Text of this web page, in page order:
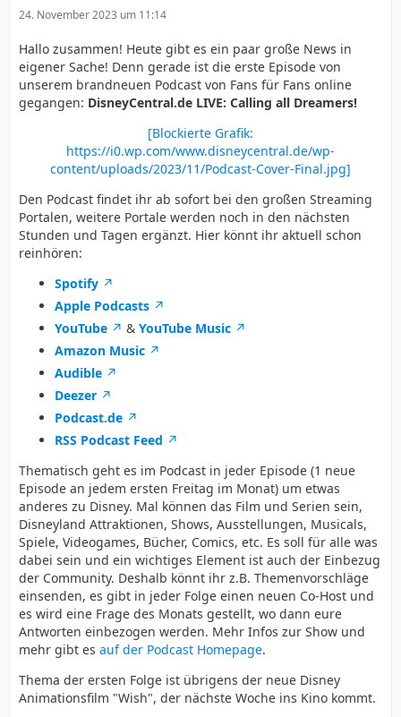
24. November 2023 um 11:14
Hallo zusammen! Heute gibt es ein paar große News in
eigener Sache! Denn gerade ist die erste Episode von
unserem brandneuen Podcast von Fans für Fans online
gegangen: DisneyCentral.de LIVE: Calling all Dreamers!
[Blockierte Grafik:
https://i0.wp.com/www.disneycentral.de/wp-
content/uploads/2023/11/Podcast-Cover-Final.jpg]
Den Podcast findet ihr ab sofort bei den großen Streaming
Portalen, weitere Portale werden noch in den nächsten
Stunden und Tagen ergänzt. Hier könnt ihr aktuell schon
reinhören:
Spotify
Apple Podcasts
YouTube
& YouTube Music
Amazon Music
Audible
Deezer
Podcast.de
RSS Podcast Feed
Thematisch geht es im Podcast in jeder Episode (1 neue
Episode an jedem ersten Freitag im Monat) um etwas
anderes zu Disney. Mal können das Film und Serien sein,
Disneyland Attraktionen, Shows, Ausstellungen, Musicals,
Spiele, Videogames, Bücher, Comics, etc. Es soll für alle was
dabei sein und ein wichtiges Element ist auch der Einbezug
der Community. Deshalb könnt ihr z.B. Themenvorschläge
einsenden, es gibt in jeder Folge einen neuen Co-Host und
es wird eine Frage des Monats gestellt, wo dann eure
Antworten einbezogen werden. Mehr Infos zur Show und
mehr gibt es auf der Podcast Homepage.
Thema der ersten Folge ist übrigens der neue Disney
Animationsfilm "Wish", der nächste Woche ins Kino kommt.